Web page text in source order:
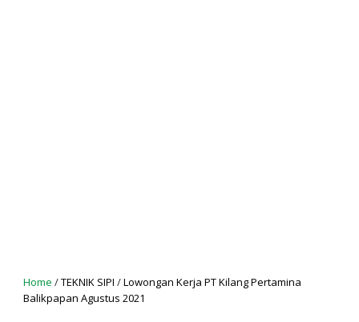
Home /TEKNIK SIPI /Lowongan Kerja PT Kilang Pertamina
Balikpapan Agustus 2021